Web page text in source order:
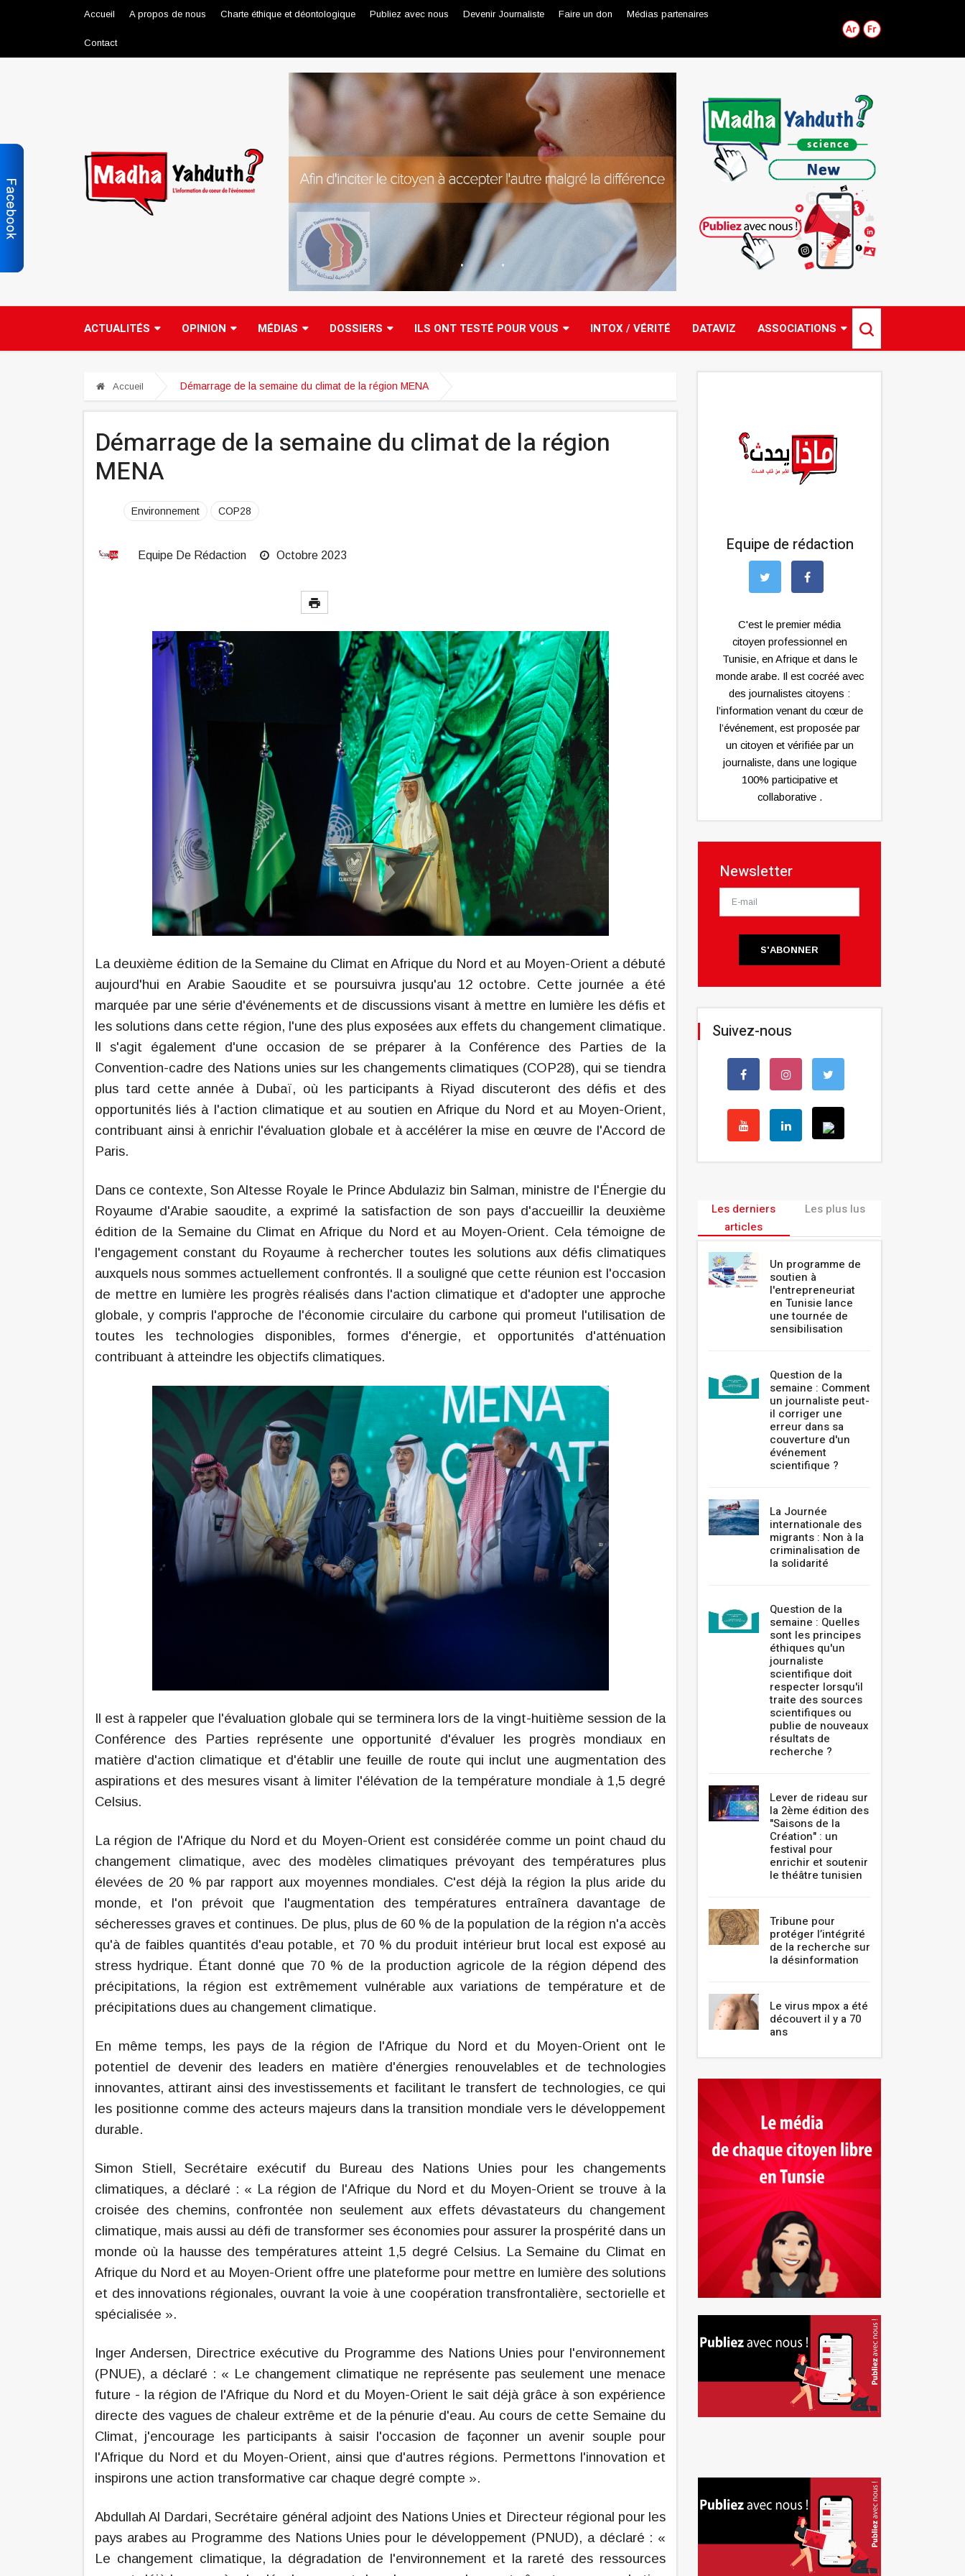
Accueil A propos de nous Charte éthique et déontologique Publiez avec nous Devenir Journaliste
Journaliste citoyen
Faire un don Médias partenaires
Contact
ACTUALITÉS OPINION MÉDIAS DOSSIERS ILS ONT TESTÉ POUR VOUS INTOX / VÉRITÉ DATAVIZ ASSOCIATIONS
Accueil Démarrage de la semaine du climat de la région MENA
Démarrage de la semaine du climat de la région
MENA
Environnement COP28
Equipe De Rédaction Octobre 2023
La deuxième édition de la Semaine du Climat en Afrique du Nord et au Moyen-Orient a débuté
aujourd'hui en Arabie Saoudite et se poursuivra jusqu'au 12 octobre. Cette journée a été
marquée par une série d'événements et de discussions visant à mettre en lumière les défis et
les solutions dans cette région, l'une des plus exposées aux effets du changement climatique.
Il s'agit également d'une occasion de se préparer à la Conférence des Parties de la
Convention-cadre des Nations unies sur les changements climatiques (COP28), qui se tiendra
plus tard cette année à Dubaï, où les participants à Riyad discuteront des défis et des
opportunités liés à l'action climatique et au soutien en Afrique du Nord et au Moyen-Orient,
contribuant ainsi à enrichir l'évaluation globale et à accélérer la mise en œuvre de l'Accord de
Paris.
Dans ce contexte, Son Altesse Royale le Prince Abdulaziz bin Salman, ministre de l'Énergie du
Royaume d'Arabie saoudite, a exprimé la satisfaction de son pays d'accueillir la deuxième
édition de la Semaine du Climat en Afrique du Nord et au Moyen-Orient. Cela témoigne de
l'engagement constant du Royaume à rechercher toutes les solutions aux défis climatiques
auxquels nous sommes actuellement confrontés. Il a souligné que cette réunion est l'occasion
de mettre en lumière les progrès réalisés dans l'action climatique et d'adopter une approche
globale, y compris l'approche de l'économie circulaire du carbone qui promeut l'utilisation de
toutes les technologies disponibles, formes d'énergie, et opportunités d'atténuation
contribuant à atteindre les objectifs climatiques.
Il est à rappeler que l'évaluation globale qui se terminera lors de la vingt-huitième session de la
Conférence des Parties représente une opportunité d'évaluer les progrès mondiaux en
matière d'action climatique et d'établir une feuille de route qui inclut une augmentation des
aspirations et des mesures visant à limiter l'élévation de la température mondiale à 1,5 degré
Celsius.
La région de l'Afrique du Nord et du Moyen-Orient est considérée comme un point chaud du
changement climatique, avec des modèles climatiques prévoyant des températures plus
élevées de 20 % par rapport aux moyennes mondiales. C'est déjà la région la plus aride du
monde, et l'on prévoit que l'augmentation des températures entraînera davantage de
sécheresses graves et continues. De plus, plus de 60 % de la population de la région n'a accès
qu'à de faibles quantités d'eau potable, et 70 % du produit intérieur brut local est exposé au
stress hydrique. Étant donné que 70 % de la production agricole de la région dépend des
précipitations, la région est extrêmement vulnérable aux variations de température et de
précipitations dues au changement climatique.
En même temps, les pays de la région de l'Afrique du Nord et du Moyen-Orient ont le
potentiel de devenir des leaders en matière d'énergies renouvelables et de technologies
innovantes, attirant ainsi des investissements et facilitant le transfert de technologies, ce qui
les positionne comme des acteurs majeurs dans la transition mondiale vers le développement
durable.
Simon Stiell, Secrétaire exécutif du Bureau des Nations Unies pour les changements
climatiques, a déclaré : « La région de l'Afrique du Nord et du Moyen-Orient se trouve à la
croisée des chemins, confrontée non seulement aux effets dévastateurs du changement
climatique, mais aussi au défi de transformer ses économies pour assurer la prospérité dans un
monde où la hausse des températures atteint 1,5 degré Celsius. La Semaine du Climat en
Afrique du Nord et au Moyen-Orient offre une plateforme pour mettre en lumière des solutions
et des innovations régionales, ouvrant la voie à une coopération transfrontalière, sectorielle et
spécialisée ».
Inger Andersen, Directrice exécutive du Programme des Nations Unies pour l'environnement
(PNUE), a déclaré : « Le changement climatique ne représente pas seulement une menace
future - la région de l'Afrique du Nord et du Moyen-Orient le sait déjà grâce à son expérience
directe des vagues de chaleur extrême et de la pénurie d'eau. Au cours de cette Semaine du
Climat, j'encourage les participants à saisir l'occasion de façonner un avenir souple pour
l'Afrique du Nord et du Moyen-Orient, ainsi que d'autres régions. Permettons l'innovation et
inspirons une action transformative car chaque degré compte ».
Abdullah Al Dardari, Secrétaire général adjoint des Nations Unies et Directeur régional pour les
pays arabes au Programme des Nations Unies pour le développement (PNUD), a déclaré : «
Le changement climatique, la dégradation de l'environnement et la rareté des ressources
Equipe de rédaction
C'est le premier média
citoyen professionnel en
Tunisie, en Afrique et dans le
monde arabe. Il est cocréé avec
des journalistes citoyens :
l’information venant du cœur de
l’événement, est proposée par
un citoyen et vérifiée par un
journaliste, dans une logique
100% participative et
collaborative .
Newsletter
S'ABONNER
Suivez-nous
Les derniers
articles
Les plus lus
Un programme de
soutien à
l'entrepreneuriat
en Tunisie lance
une tournée de
sensibilisation
Question de la
semaine : Comment
un journaliste peut-
il corriger une
erreur dans sa
couverture d'un
événement
scientifique ?
La Journée
internationale des
migrants : Non à la
criminalisation de
la solidarité
Question de la
semaine : Quelles
sont les principes
éthiques qu'un
journaliste
scientifique doit
respecter lorsqu'il
traite des sources
scientifiques ou
publie de nouveaux
résultats de
recherche ?
Lever de rideau sur
la 2ème édition des
"Saisons de la
Création" : un
festival pour
enrichir et soutenir
le théâtre tunisien
Tribune pour
protéger l’intégrité
de la recherche sur
la désinformation
Le virus mpox a été
découvert il y a 70
ans